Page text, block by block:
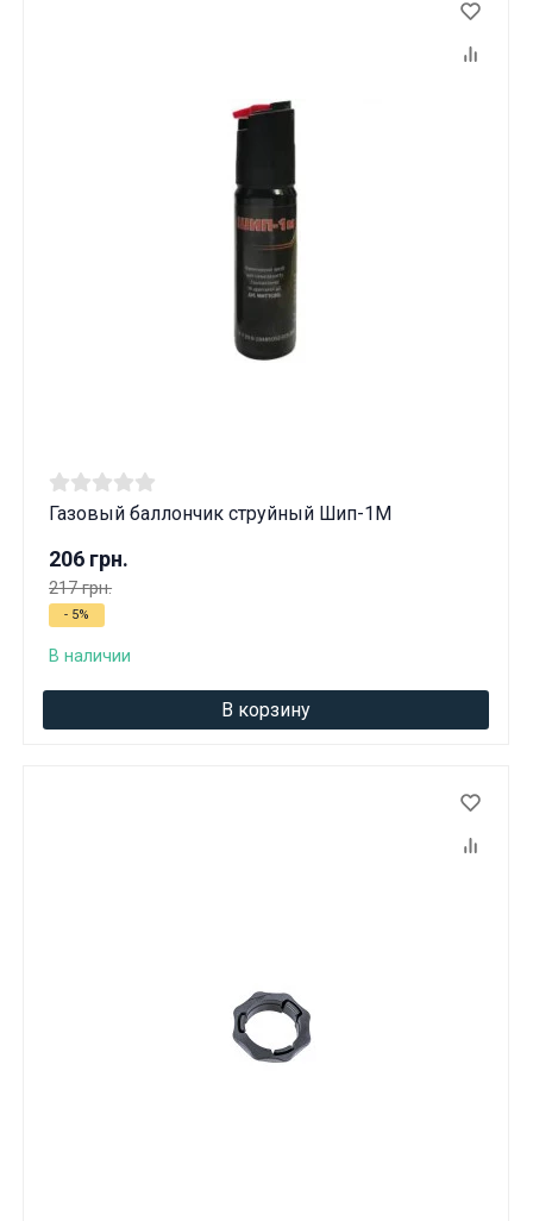
Газовый баллончик струйный Шип-1М
206 грн.
217 грн.
- 5%
В наличии
В корзину